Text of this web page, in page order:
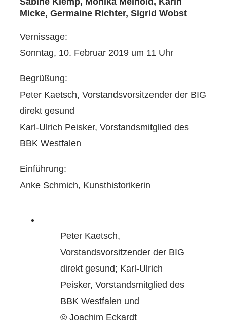
Micke, Germaine Richter, Sigrid Wobst
Vernissage:
Sonntag, 10. Februar 2019 um 11 Uhr
Begrüßung:
Peter Kaetsch, Vorstandsvorsitzender der BIG
direkt gesund
Karl-Ulrich Peisker, Vorstandsmitglied des
BBK Westfalen
Einführung:
Anke Schmich, Kunsthistorikerin
Peter Kaetsch,
Vorstandsvorsitzender der BIG
direkt gesund; Karl-Ulrich
Peisker, Vorstandsmitglied des
BBK Westfalen und
© Joachim Eckardt